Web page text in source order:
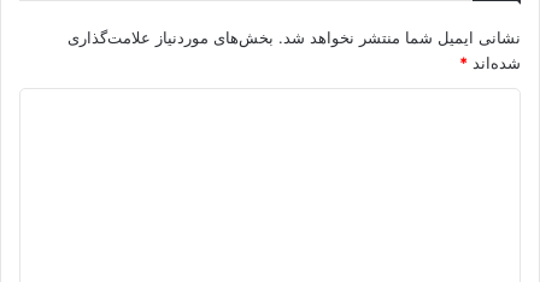
نشانی ایمیل شما منتشر نخواهد شد. بخش‌های موردنیاز علامت‌گذاری
شده‌اند *